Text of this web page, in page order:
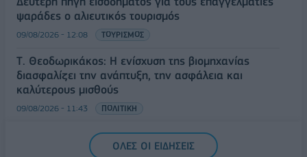
ψαράδες ο αλιευτικός τουρισμός
09/08/2026 - 12:08 ΤΟΥΡΙΣΜΟΣ
Τ. Θεοδωρικάκος: Η ενίσχυση της βιομηχανίας
διασφαλίζει την ανάπτυξη, την ασφάλεια και
καλύτερους μισθούς
09/08/2026 - 11:43 ΠΟΛΙΤΙΚΗ
Υπ. Μεταφορών: Οριστική λύση στο ζήτημα των
πινακίδων κυκλοφορίας - Τέλος στις χρονοβόρες
ΟΛΕΣ ΟΙ ΕΙΔΗΣΕΙΣ